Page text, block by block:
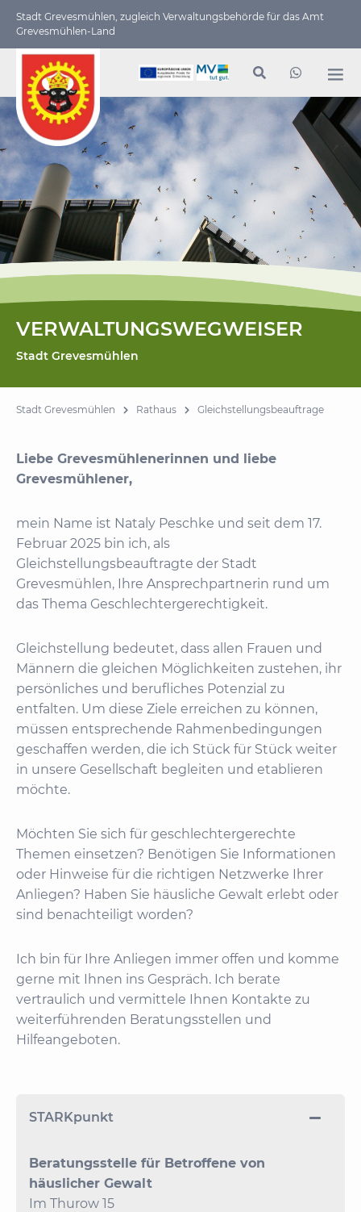
Stadt Grevesmühlen, zugleich Verwaltungs­behörde für das Amt
Grevesmühlen-Land
VERWALTUNGSWEGWEISER
Stadt Grevesmühlen
Stadt Grevesmühlen Rathaus Gleichstellungsbeauftrage
Liebe Grevesmühlenerinnen und liebe
Grevesmühlener,
mein Name ist Nataly Peschke und seit dem 17.
Februar 2025 bin ich, als
Gleichstellungsbeauftragte der Stadt
Grevesmühlen, Ihre Ansprechpartnerin rund um
das Thema Geschlechtergerechtigkeit.
Gleichstellung bedeutet, dass allen Frauen und
Männern die gleichen Möglichkeiten zustehen, ihr
persönliches und berufliches Potenzial zu
entfalten. Um diese Ziele erreichen zu können,
müssen entsprechende Rahmenbedingungen
geschaffen werden, die ich Stück für Stück weiter
in unsere Gesellschaft begleiten und etablieren
möchte.
Möchten Sie sich für geschlechtergerechte
Themen einsetzen? Benötigen Sie Informationen
oder Hinweise für die richtigen Netzwerke Ihrer
Anliegen? Haben Sie häusliche Gewalt erlebt oder
sind benachteiligt worden?
Ich bin für Ihre Anliegen immer offen und komme
gerne mit Ihnen ins Gespräch. Ich berate
vertraulich und vermittele Ihnen Kontakte zu
weiterführenden Beratungsstellen und
Hilfeangeboten.
STARKpunkt
Beratungsstelle für Betroffene von
häuslicher Gewalt
Im Thurow 15